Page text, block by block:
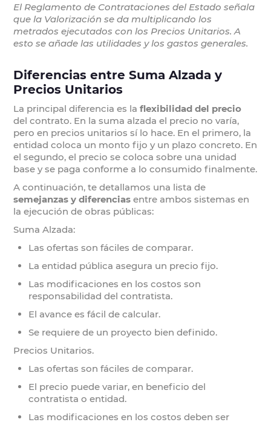
El Reglamento de Contrataciones del Estado señala
que la Valorización se da multiplicando los
metrados ejecutados con los Precios Unitarios. A
esto se añade las utilidades y los gastos generales.
Diferencias entre Suma Alzada y
Precios Unitarios
La principal diferencia es laflexibilidad del precio
del contrato. En la suma alzada el precio no varía,
pero en precios unitarios sí lo hace. En el primero, la
entidad coloca un monto fijo y un plazo concreto. En
el segundo, el precio se coloca sobre una unidad
base y se paga conforme a lo consumido finalmente.
A continuación, te detallamos una lista de
semejanzas y diferencias entre ambos sistemas en
la ejecución de obras públicas:
Suma Alzada:
Las ofertas son fáciles de comparar.
La entidad pública asegura un precio fijo.
Las modificaciones en los costos son
responsabilidad del contratista.
El avance es fácil de calcular.
Se requiere de un proyecto bien definido.
Precios Unitarios.
Las ofertas son fáciles de comparar.
El precio puede variar, en beneficio del
contratista o entidad.
Las modificaciones en los costos deben ser